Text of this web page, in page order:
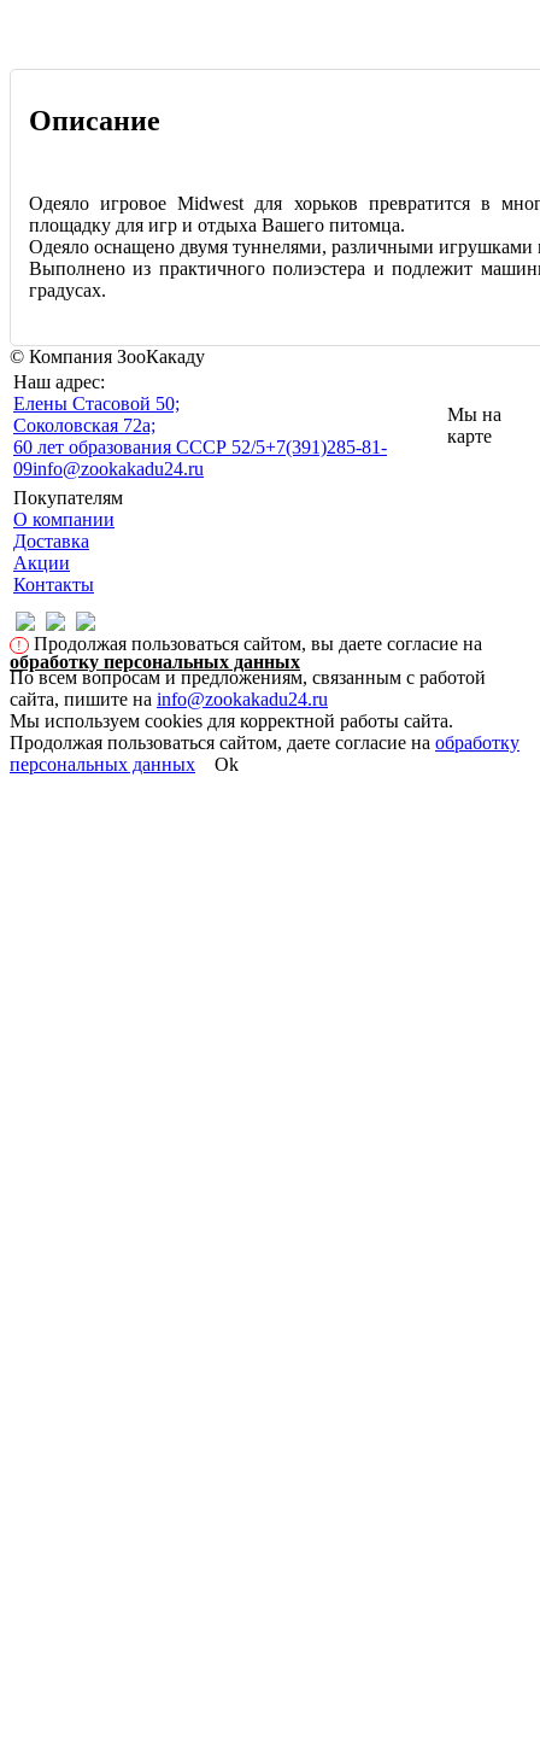
Описание
Одеяло игровое Midwest для хорьков превратится в
площадку для игр и отдыха Вашего питомца.
Одеяло оснащено двумя туннелями, различными игрушками
Выполнено из практичного полиэстера и подлежит
градусах.
© Компания ЗооКакаду
Наш адрес:
Eлены Стасовой 50;
Соколовская 72а;
60 лет образования СССР 52/5+7(391)285-81-
09info@zookakadu24.ru
Мы на
карте
Покупателям
О компании
Доставка
Акции
Контакты
!
Продолжая пользоваться сайтом, вы даете согласие на
обработку персональных данных
По всем вопросам и предложениям, связанным с работой
сайта, пишите на info@zookakadu24.ru
Мы используем cookies для корректной работы сайта.
Продолжая пользоваться сайтом, даете согласие на обработку
персональных данных
Ok